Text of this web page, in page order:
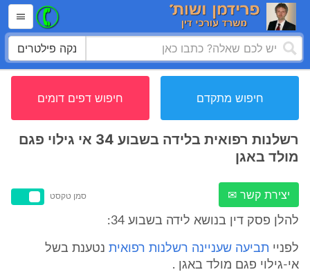
נקה פילטרים
חיפוש מתקדם חיפוש דפים דומים
רשלנות רפואית בלידה בשבוע 34 אי גילוי פגם
מולד באגן
יצירת קשר ✉ סמן טקסט
להלן פסק דין בנושא לידה בשבוע 34:
לפניי תביעה שעניינה רשלנות רפואית נטענת בשל
אי-גילוי פגם מולד באגן .